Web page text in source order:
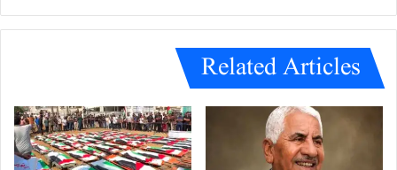
e
Related Articles